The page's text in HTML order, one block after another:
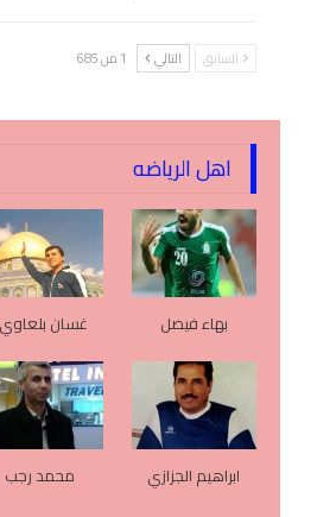
السابق التالي 1 من 685
اهل الرياضه
بهاء فيصل غسان
ابراهيم الجزازي محمد رجب